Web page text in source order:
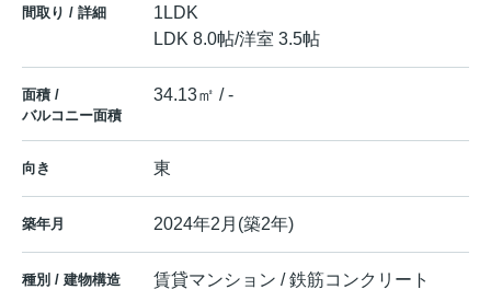
間取り / 詳細
1LDK
LDK 8.0帖/洋室 3.5帖
面積 /
バルコニー面積
34.13㎡ / -
向き 東
築年月 2024年2月(築2年)
種別 / 建物構造 賃貸マンション / 鉄筋コンクリート